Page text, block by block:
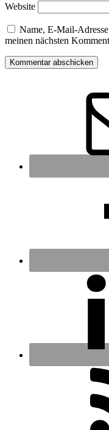
Website
Name, E-Mail-
meinen nächsten